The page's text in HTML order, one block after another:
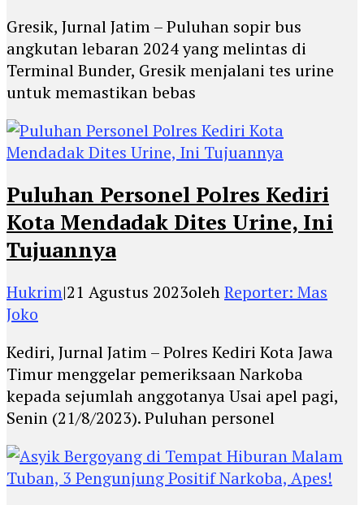
Gresik, Jurnal Jatim – Puluhan sopir bus
angkutan lebaran 2024 yang melintas di
Terminal Bunder, Gresik menjalani tes urine
untuk memastikan bebas
Puluhan Personel Polres Kediri
Kota Mendadak Dites Urine, Ini
Tujuannya
Hukrim|21 Agustus 2023olehReporter: Mas
Joko
Kediri, Jurnal Jatim – Polres Kediri Kota Jawa
Timur menggelar pemeriksaan Narkoba
kepada sejumlah anggotanya Usai apel pagi,
Senin (21/8/2023). Puluhan personel